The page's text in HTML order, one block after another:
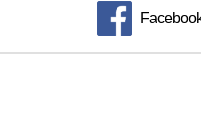
別のウィンド